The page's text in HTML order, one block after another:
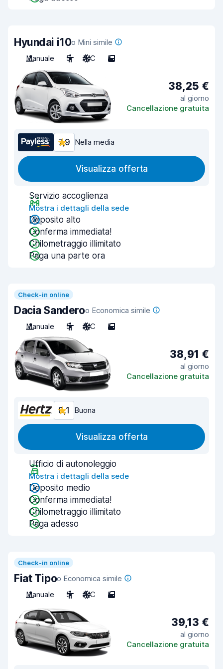
Hyundai i10o Mini simile
Manuale
5 A/C 5
38,25 €
al giorno
Cancellazione gratuita
7,9 Nella media
Visualizza offerta
Servizio accoglienza
Mostra i dettagli della sede
Deposito alto
Conferma immediata!
Chilometraggio illimitato
Paga una parte ora
Check-in online
Dacia Sanderoo Economica simile
Manuale
5 A/C 5
38,91 €
al giorno
Cancellazione gratuita
8,1 Buona
Visualizza offerta
Ufficio di autonoleggio
Mostra i dettagli della sede
Deposito medio
Conferma immediata!
Chilometraggio illimitato
Paga adesso
Check-in online
Fiat Tipoo Economica simile
Manuale
5 A/C 5
39,13 €
al giorno
Cancellazione gratuita